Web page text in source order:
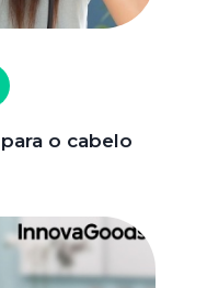
o cabelo